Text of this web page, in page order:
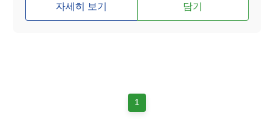
자세히 보기 담기
1